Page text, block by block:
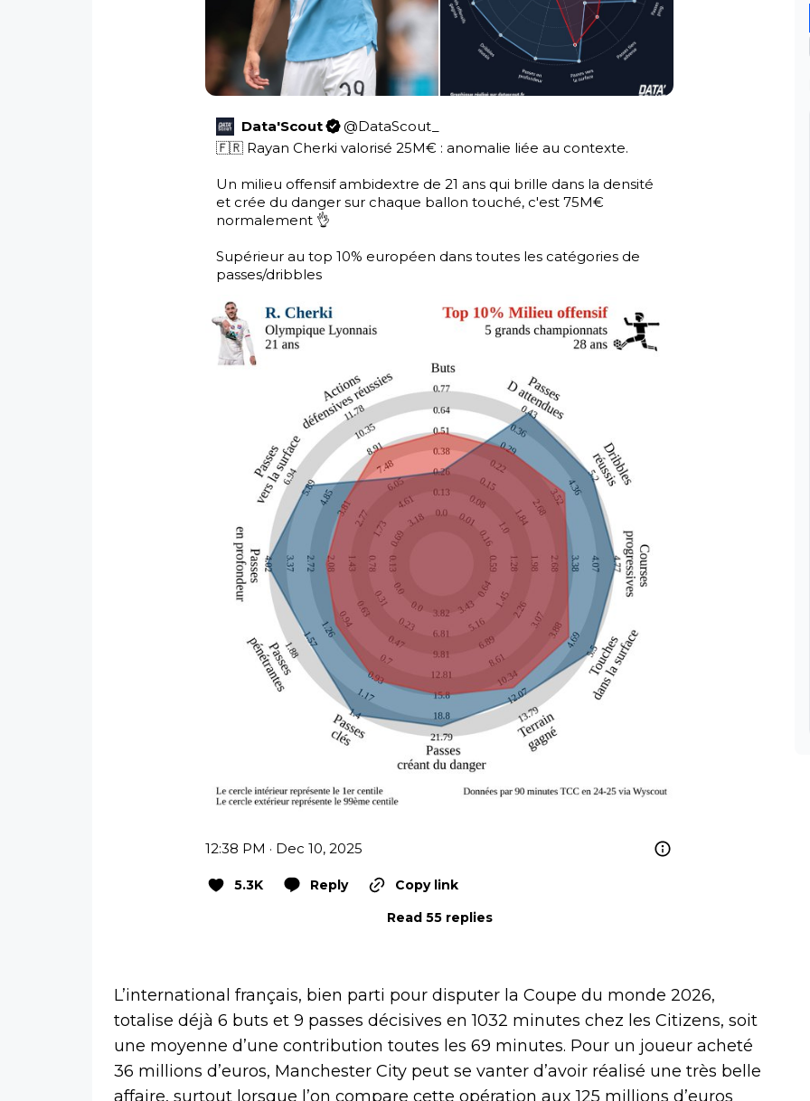
Data'Scout @DataScout_
🇫🇷 Rayan Cherki valorisé 25M€ : anomalie liée au contexte.
Un milieu offensif ambidextre de 21 ans qui brille dans la densité
et crée du danger sur chaque ballon touché, c'est 75M€
normalement 👌
Supérieur au top 10% européen dans toutes les catégories de
passes/dribbles
12:38 PM · Dec 10, 2025
5.3K Reply
Copy link
Read 55 replies
L’international français, bien parti pour disputer la Coupe du monde 2026,
totalise déjà 6 buts et 9 passes décisives en 1032 minutes chez les Citizens, soit
une moyenne d’une contribution toutes les 69 minutes. Pour un joueur acheté
36 millions d’euros, Manchester City peut se vanter d’avoir réalisé une très belle
affaire, surtout lorsque l’on compare cette opération aux 125 millions d’euros